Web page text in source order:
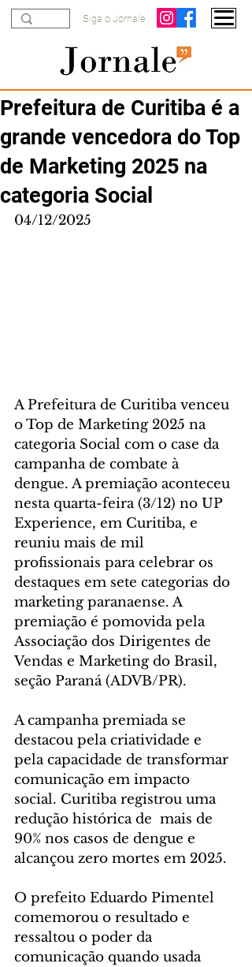
Siga o Jornale
Prefeitura de Curitiba é a
grande vencedora do Top
de Marketing 2025 na
categoria Social
04/12/2025
A Prefeitura de Curitiba venceu
o Top de Marketing 2025 na
categoria Social com o case da
campanha de combate à
dengue. A premiação aconteceu
nesta quarta-feira (3/12) no UP
Experience, em Curitiba, e
reuniu mais de mil
profissionais para celebrar os
destaques em sete categorias do
marketing paranaense. A
premiação é pomovida pela
Associação dos Dirigentes de
Vendas e Marketing do Brasil,
seção Paraná (ADVB/PR).
A campanha premiada se
destacou pela criatividade e
pela capacidade de transformar
comunicação em impacto
social. Curitiba registrou uma
redução histórica de  mais de
90% nos casos de dengue e
alcançou zero mortes em 2025.
O prefeito Eduardo Pimentel
comemorou o resultado e
ressaltou o poder da
comunicação quando usada